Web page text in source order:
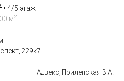
• 4/5 этаж
м2
229к7
Адвекс, Прилепская В.А.